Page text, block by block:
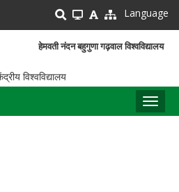
Language
गढ़वाल विश्वविद्यालय